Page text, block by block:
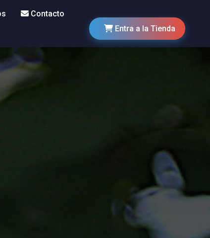
Contacto
Entra a la Tienda